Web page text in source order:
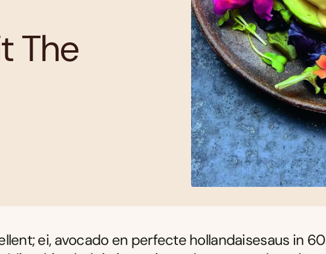
The
ei, avocado en perfecte hollandaisesaus in 60